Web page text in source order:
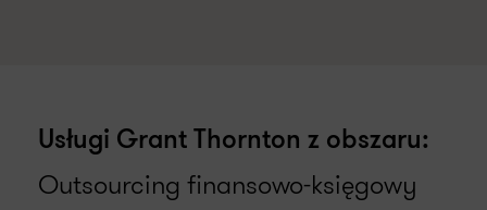
Usługi Grant Thornton z obszaru:
Outsourcing finansowo-księgowy